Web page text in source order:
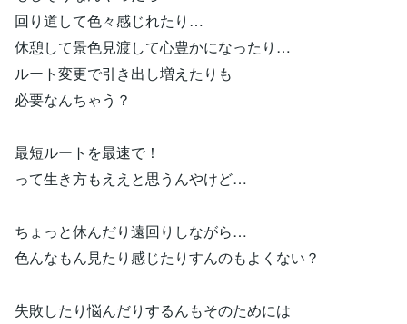
回り道して色々感じれたり…
休憩して景色見渡して心豊かになったり…
ルート変更で引き出し増えたりも
必要なんちゃう？
最短ルートを最速で！
って生き方もええと思うんやけど…
ちょっと休んだり遠回りしながら…
色んなもん見たり感じたりすんのもよくない？
失敗したり悩んだりするんもそのためには